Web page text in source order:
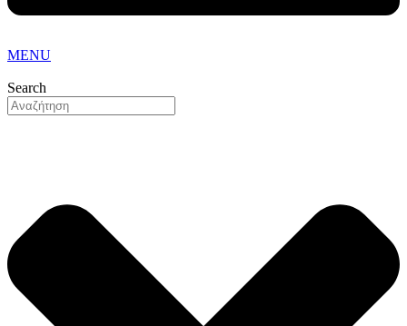
MENU
Search